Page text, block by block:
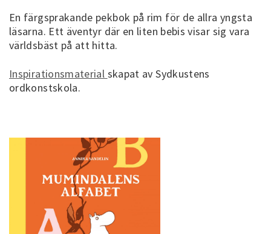
En färgsprakande pekbok på rim för de allra yngsta
läsarna. Ett äventyr där en liten bebis visar sig vara
världsbäst på att hitta.
Inspirationsmaterial skapat av Sydkustens
ordkonstskola.